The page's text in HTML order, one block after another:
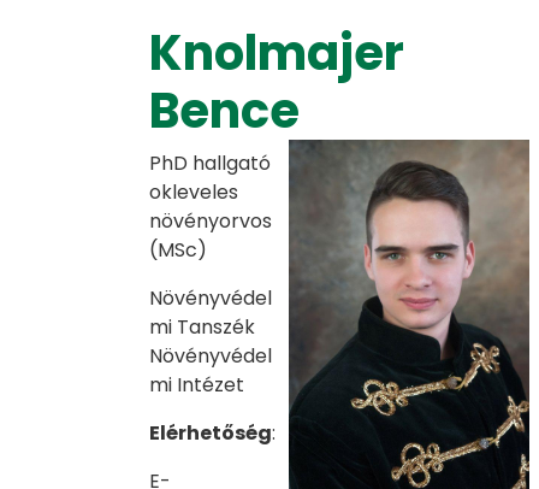
Knolmajer
Bence
PhD hallgató
okleveles
növényorvos
(MSc)
Növényvédel
mi Tanszék
Növényvédel
mi Intézet
Elérhetőség:
E-